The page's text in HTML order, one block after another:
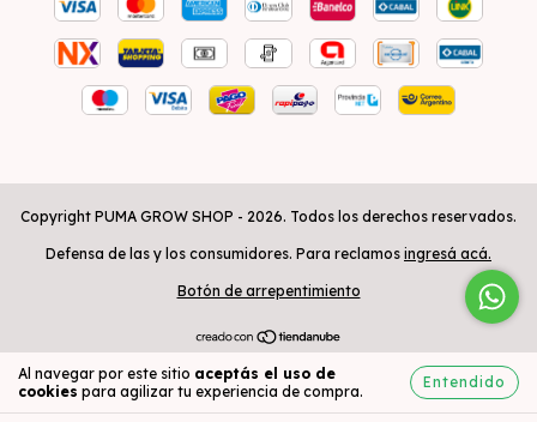
Al navegar por este sitio aceptás el uso de
cookies para agilizar tu experiencia de compra.
Entendido
Copyright PUMA GROW SHOP - 2026. Todos los derechos reservados.
Defensa de las y los consumidores. Para reclamos ingresá acá.
Botón de arrepentimiento